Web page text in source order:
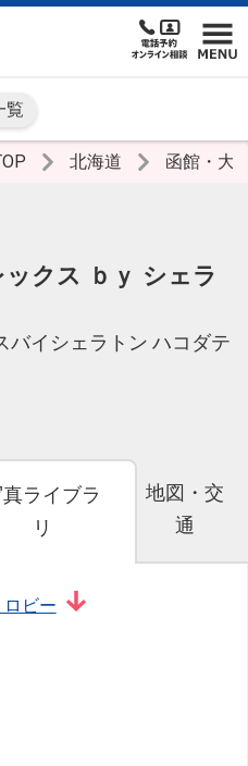
覧
北海道 函館・大
クス ｂｙ シェラ
バイシェラトン ハコダテ
ライブラ
リ
地図・交
通
ビー